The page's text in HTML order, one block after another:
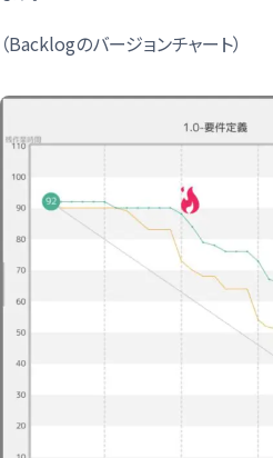
（Backlogのバージョンチャート）